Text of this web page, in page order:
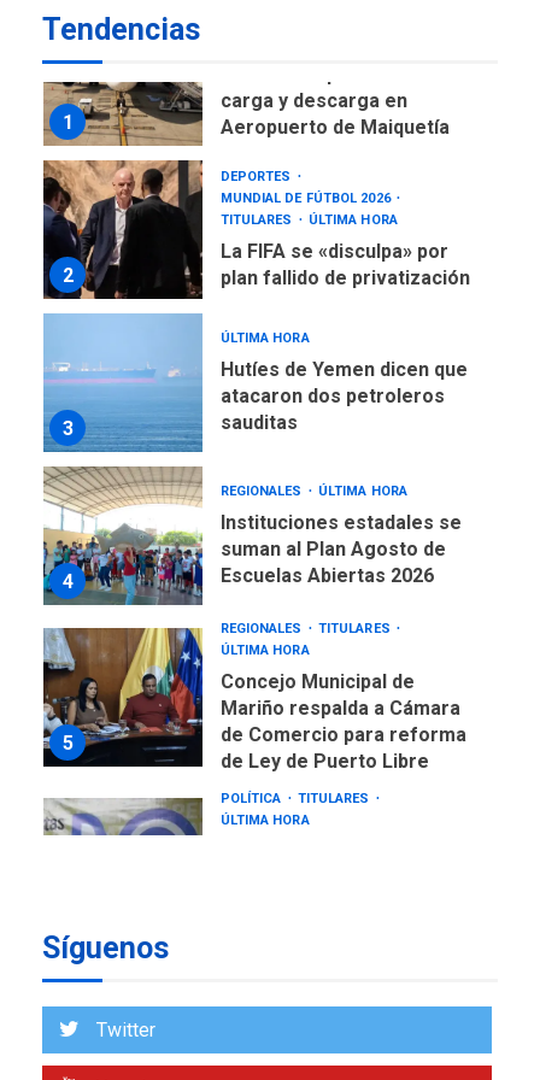
Tendencias
1
carga y descarga en
Aeropuerto de Maiquetía
2
DEPORTES
MUNDIAL DE FÚTBOL 2026
TITULARES
ÚLTIMA HORA
La FIFA se «disculpa» por
plan fallido de privatización
3
ÚLTIMA HORA
Hutíes de Yemen dicen que
atacaron dos petroleros
sauditas
4
REGIONALES ÚLTIMA HORA
Instituciones estadales se
suman al Plan Agosto de
Escuelas Abiertas 2026
5
REGIONALES
TITULARES
ÚLTIMA HORA
Concejo Municipal de
Mariño respalda a Cámara
de Comercio para reforma
de Ley de Puerto Libre
POLÍTICA
TITULARES
ÚLTIMA HORA
regional nos respaldaron
Síguenos
Twitter